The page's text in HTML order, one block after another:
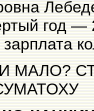
год —
зарплата
МАЛО?